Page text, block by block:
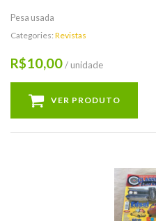
Pesa usada
Categories: Revistas
R$10,00/ unidade
VER PRODUTO